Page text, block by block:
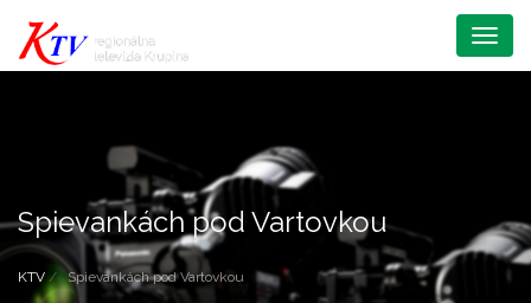
Menu
Spievankách pod Vartovkou
KTV Spievankách pod Vartovkou